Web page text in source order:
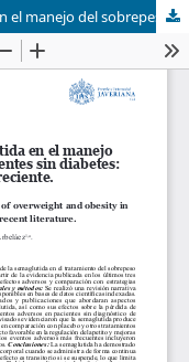
Seguridad y eficacia de la semaglutida en el manejo del sobrepeso y la obesidad en pacientes sin diabetes: revisión de la literatura reciente.